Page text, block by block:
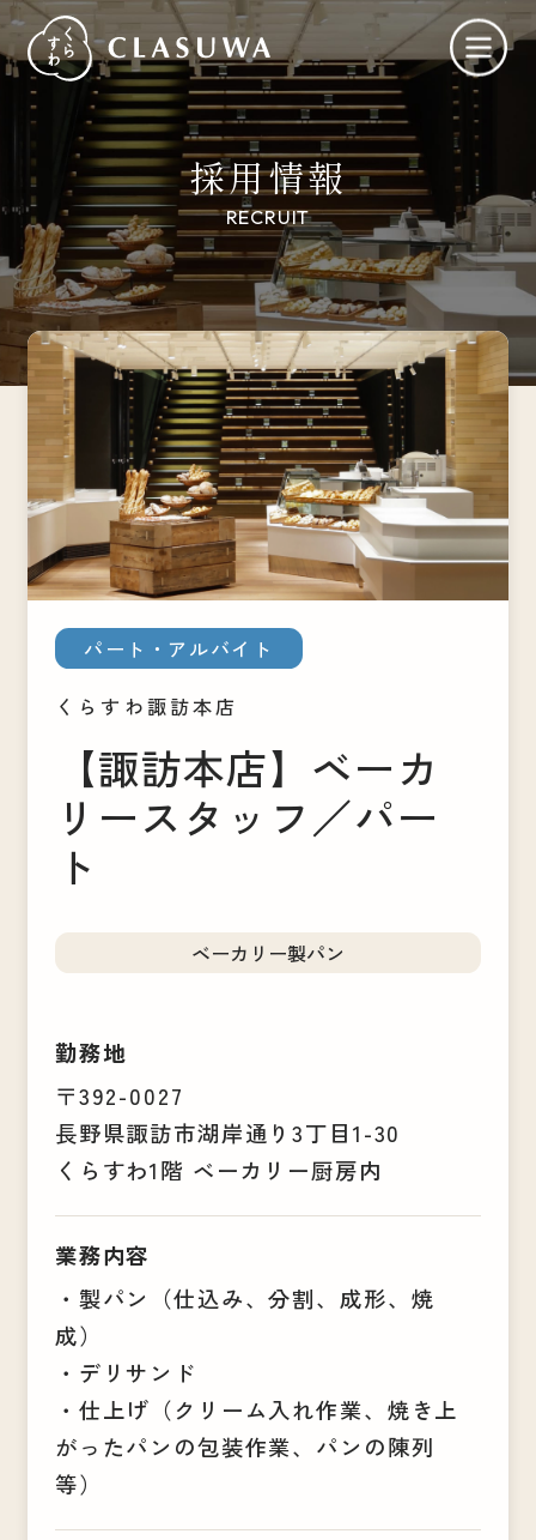
くらすわとは
お知らせ
店舗一覧
採用情報
RECRUIT
パート・アルバイト
くらすわ諏訪本店
【諏訪本店】ベーカ
リースタッフ／パー
ト
ベーカリー製パン
勤務地
〒392-0027
長野県諏訪市湖岸通り3丁目1-30
くらすわ1階 ベーカリー厨房内
業務内容
・製パン（仕込み、分割、成形、焼
成）
・デリサンド
・仕上げ（クリーム入れ作業、焼き上
がったパンの包装作業、パンの陳列
等）